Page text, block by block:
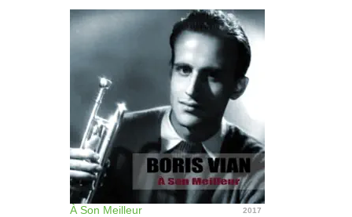
À Son Meilleur 2017